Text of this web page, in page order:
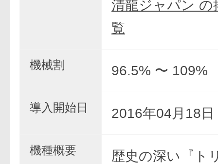
清龍ジャパン の
覧
機械割 96.5% 〜 109%
導入開始日 2016年04月18日
機種概要
歴史の深い『ト